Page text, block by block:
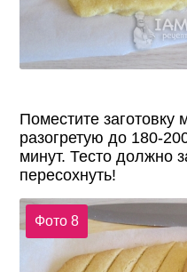
Поместите заготовку
разогретую до 180-
минут. Тесто должно
пересохнуть!
Фото 8